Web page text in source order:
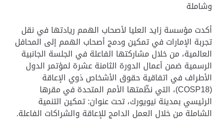
وشاملة
أكدت مؤسسة زايد العليا لأصحاب الهمم ريادتها في نقل
تجربة الإمارات في تمكين ودمج أصحاب الهمم إلى المحافل
العالمية، من خلال مشاركتها الفاعلة في الجلسة الجانبية
الرسمية ضمن أعمال الدورة الثامنة عشرة لمؤتمر الدول
الأطراف في اتفاقية حقوق الأشخاص ذوي الإعاقة
(COSP18)، التي نظّمتها الأمم المتحدة في مقرها
الرئيسي بمدينة نيويورك، تحت عنوان: تمكين التنمية
الشاملة من خلال العمل الدامج للإعاقة والشراكات الفاعلة.